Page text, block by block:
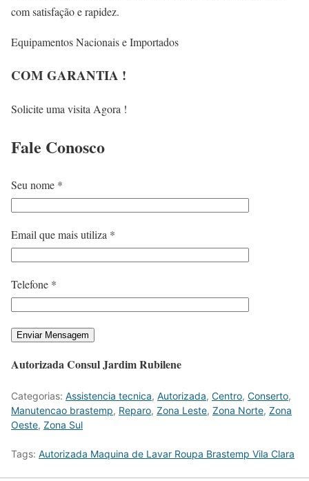
com satisfação e rapidez.
Equipamentos Nacionais e Importados
COM GARANTIA !
Solicite uma visita Agora !
Fale Conosco
Seu nome *
Email que mais utiliza *
Telefone *
Autorizada Consul Jardim Rubilene
Categorias: Assistencia tecnica, Autorizada, Centro, Conserto,
Manutencao brastemp, Reparo, Zona Leste, Zona Norte, Zona
Oeste, Zona Sul
Tags: Autorizada Maquina de Lavar Roupa Brastemp Vila Clara